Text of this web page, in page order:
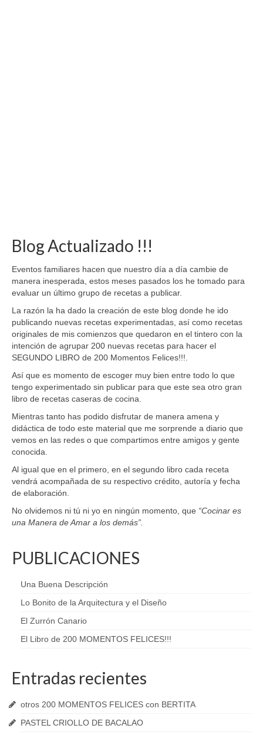
Blog Actualizado !!!
Eventos familiares hacen que nuestro día a día cambie de
manera inesperada, estos meses pasados los he tomado para
evaluar un último grupo de recetas a publicar.
La razón la ha dado la creación de este blog donde he ido
publicando nuevas recetas experimentadas, así como recetas
originales de mis comienzos que quedaron en el tintero con la
intención de agrupar 200 nuevas recetas para hacer el
SEGUNDO LIBRO de 200 Momentos Felices!!!.
Así que es momento de escoger muy bien entre todo lo que
tengo experimentado sin publicar para que este sea otro gran
libro de recetas caseras de cocina.
Mientras tanto has podido disfrutar de manera amena y
didáctica de todo este material que me sorprende a diario que
vemos en las redes o que compartimos entre amigos y gente
conocida.
Al igual que en el primero, en el segundo libro cada receta
vendrá acompañada de su respectivo crédito, autoría y fecha
de elaboración.
No olvidemos ni tú ni yo en ningún momento, que “Cocinar es
una Manera de Amar a los demás”.
PUBLICACIONES
Una Buena Descripción
Lo Bonito de la Arquitectura y el Diseño
El Zurrón Canario
El Libro de 200 MOMENTOS FELICES!!!
Entradas recientes
otros 200 MOMENTOS FELICES con BERTITA
PASTEL CRIOLLO DE BACALAO